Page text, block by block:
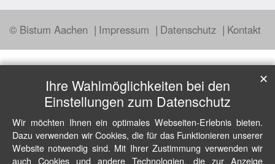
© Bistum Aachen Impressum Datenschutz Kontakt
Ihre Wahlmöglichkeiten bei den
Einstellungen zum Datenschutz
Wir möchten Ihnen ein optimales Webseiten-Erlebnis bieten.
Dazu verwenden wir Cookies, die für das Funktionieren unserer
Website notwendig sind. Mit Ihrer Zustimmung verwenden wir
auch Cookies und andere Technologien, die zur Anzeige
✕